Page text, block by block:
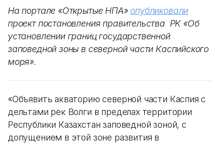
На портале «Открытые НПА»опубликовали
проект постановления правительства РК «Об
установлении границ государственной
заповедной зоны в северной части Каспийского
моря».
«Объявить акваторию северной части Каспия с
дельтами рек Волги в пределах территории
Республики Казахстан заповедной зоной, с
допущением в этой зоне развития в